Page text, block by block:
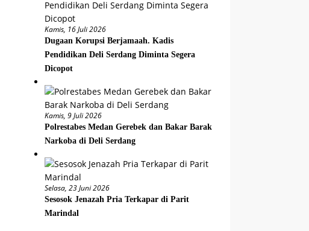
Kamis, 16 Juli 2026
Dugaan Korupsi Berjamaah. Kadis
Pendidikan Deli Serdang Diminta Segera
Dicopot
Kamis, 9 Juli 2026
Polrestabes Medan Gerebek dan Bakar Barak
Narkoba di Deli Serdang
Selasa, 23 Juni 2026
Sesosok Jenazah Pria Terkapar di Parit
Marindal